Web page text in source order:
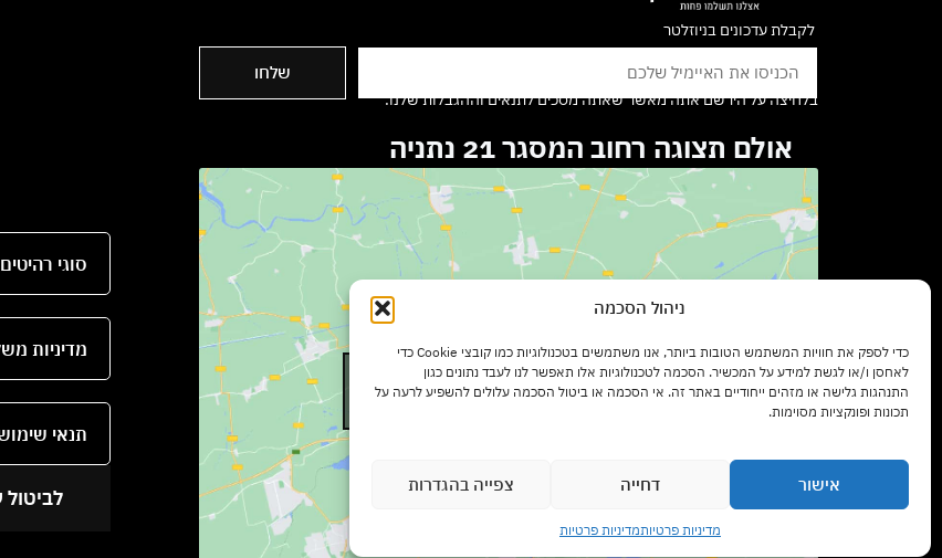
ניהול הסכמה
כדי לספק את חוויות המשתמש הטובות ביותר, אנו משתמשים בטכנולוגיות כמו קובצי Cookie כדי
לאחסן ו/או לגשת למידע על המכשיר. הסכמה לטכנולוגיות אלו תאפשר לנו לעבד נתונים כגון
התנהגות גלישה או מזהים ייחודיים באתר זה. אי הסכמה או ביטול הסכמה עלולים להשפיע לרעה על
תכונות ופונקציות מסוימות.
אישור דחייה צפייה בהגדרות
מדיניות פרטיותמדיניות פרטיות
לקבלת עדכונים בניוזלטר
שלחו
בלחיצה על הירשם אתה מאשר שאתה מסכים לתנאים וההגבלות שלנו.
אולם תצוגה רחוב המסגר 21 נתניה
Click to accept marketing cookies and
enable this content
סוגי רהיטים
מדיניות
תנאי
צרו קשר עם נציג
Open chaty